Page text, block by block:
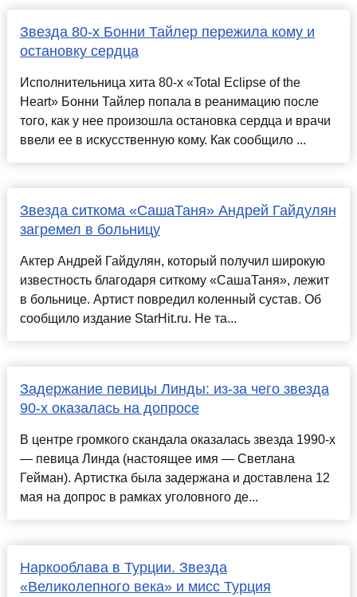
Звезда 80-х Бонни Тайлер пережила кому и
остановку сердца
Исполнительница хита 80-х «Total Eclipse of the
Heart» Бонни Тайлер попала в реанимацию после
того, как у нее произошла остановка сердца и врачи
ввели ее в искусственную кому. Как сообщило ...
Звезда ситкома «СашаТаня» Андрей Гайдулян
загремел в больницу
Актер Андрей Гайдулян, который получил широкую
известность благодаря ситкому «СашаТаня», лежит
в больнице. Артист повредил коленный сустав. Об
сообщило издание StarHit.ru. Не та...
Задержание певицы Линды: из-за чего звезда
90-х оказалась на допросе
В центре громкого скандала оказалась звезда 1990-х
— певица Линда (настоящее имя — Светлана
Гейман). Артистка была задержана и доставлена 12
мая на допрос в рамках уголовного де...
Наркооблава в Турции. Звезда
«Великолепного века» и мисс Турция